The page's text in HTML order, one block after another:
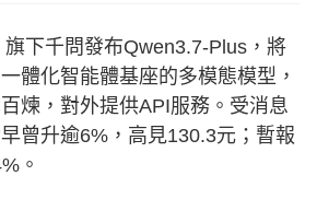
旗下千問發布Qwen3.7-Plus，將
體化智能體基座的多模態模型，
煉，對外提供API服務。受消息
曾升逾6%，高見130.3元；暫報
。